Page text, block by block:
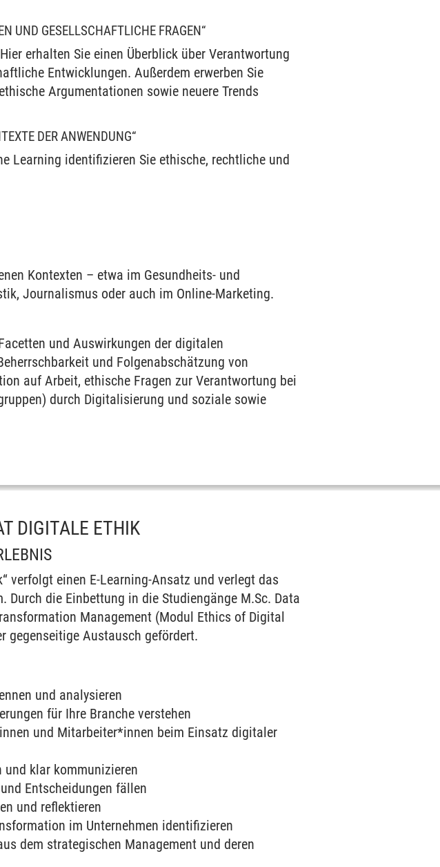
UND GESELLSCHAFTLICHE FRAGEN“
erhalten Sie einen Überblick über Verantwortung
Entwicklungen. Außerdem erwerben Sie
Argumentationen sowie neuere Trends
DER ANWENDUNG“
Learning identifizieren Sie ethische, rechtliche und
Kontexten – etwa im Gesundheits- und
Journalismus oder auch im Online-Marketing.
und Auswirkungen der digitalen
und Folgenabschätzung von
auf Arbeit, ethische Fragen zur Verantwortung bei
durch Digitalisierung und soziale sowie
DIGITALE ETHIK
verfolgt einen E-Learning-Ansatz und verlegt das
die Einbettung in die Studiengänge M.Sc. Data
Management (Modul Ethics of Digital
gegenseitige Austausch gefördert.
und analysieren
für Ihre Branche verstehen
und Mitarbeiter*innen beim Einsatz digitaler
und klar kommunizieren
Entscheidungen fällen
und reflektieren
im Unternehmen identifizieren
dem strategischen Management und deren